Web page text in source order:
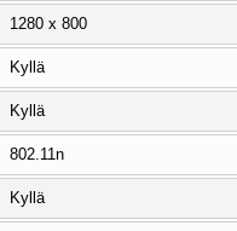
1280 x 800
Kyllä
Kyllä
802.11n
Kyllä